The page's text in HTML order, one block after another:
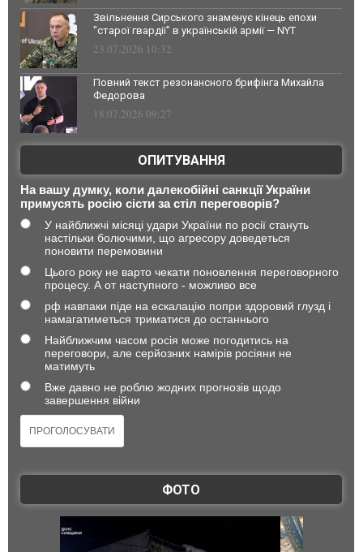
Звільнення Сирського знаменує кінець епохи
"старої гвардії" в українській армії — NYT
23.07.2026 10:32
Повний текст резонансного брифінга Михайла
Федорова
18.07.2026 09:27
ОПИТУВАННЯ
На вашу думку, коли далекобійні санкції України
примусять росію сісти за стіл переговорів?
У найближчі місяці удари України по росії стануть
настільки болючими, що агресору доведеться
поновити перемовини
Цього року не варто чекати поновлення переговорного
процесу. А от наступного - можливо все
рф навпаки піде на ескалацію попри здоровий глузд і
намагатиметься триматися до останнього
Найближчим часом росія може погодитись на
переговори, але серйозних намірів росіяни не
матимуть
Вже давно не роблю жодних прогнозів щодо
завершення війни
ФОТО